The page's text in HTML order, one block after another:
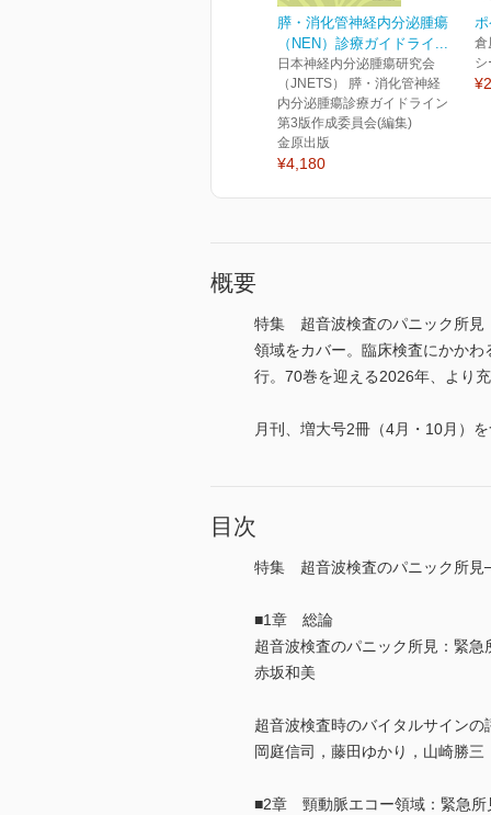
膵・消化管神経内分泌腫瘍
（NEN）診療ガイドライ...
日本神経内分泌腫瘍研究会
（JNETS） 膵・消化管神経
内分泌腫瘍診療ガイドライン
第3版作成委員会(編集)
金原出版
¥4,180
倉
シ
概要
特集 超音波検査のパニック所見
領域をカバー。臨床検査にかか
行。70巻を迎える2026年、より
月刊、増大号2冊（4月・10月）
目次
特集 超音波検査のパニック所見
■1章 総論
超音波検査のパニック所見：緊急
赤坂和美
超音波検査時のバイタルサイン
岡庭信司，藤田ゆかり，山崎勝三
■2章 頸動脈エコー領域：緊急所